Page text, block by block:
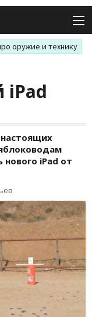
оружие и технику
iPad
iPad от